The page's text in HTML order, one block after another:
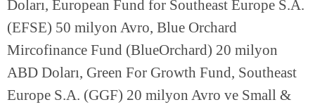
Doları, European Fund for Southeast Europe S.A.
(EFSE) 50 milyon Avro, Blue Orchard
Mircofinance Fund (BlueOrchard) 20 milyon
ABD Doları, Green For Growth Fund, Southeast
Europe S.A. (GGF) 20 milyon Avro ve Small &